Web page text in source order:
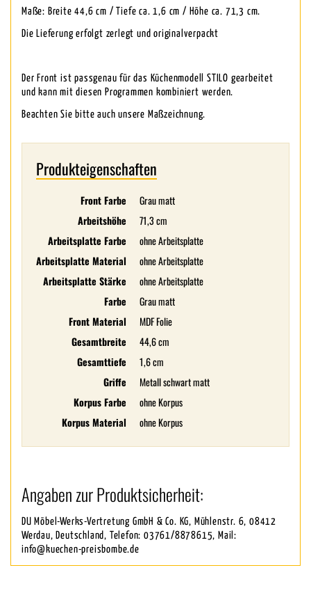
Maße: Breite 44,6 cm / Tiefe ca. 1,6 cm / Höhe ca. 71,3 cm.
Die Lieferung erfolgt zerlegt und originalverpackt
Der Front ist passgenau für das Küchenmodell STILO gearbeitet
und kann mit diesen Programmen kombiniert werden.
Beachten Sie bitte auch unsere Maßzeichnung.
Produkteigenschaften
Front Farbe
Grau matt
Arbeitshöhe
71,3 cm
Arbeitsplatte Farbe
ohne Arbeitsplatte
Arbeitsplatte Material
ohne Arbeitsplatte
Arbeitsplatte Stärke
ohne Arbeitsplatte
Farbe
Grau matt
Front Material
MDF Folie
Gesamtbreite
44,6 cm
Gesamttiefe
1,6 cm
Griffe
Metall schwart matt
Korpus Farbe
ohne Korpus
Korpus Material
ohne Korpus
Angaben zur Produktsicherheit:
DU Möbel-Werks-Vertretung GmbH & Co. KG, Mühlenstr. 6, 08412
Werdau, Deutschland, Telefon: 03761/8878615, Mail:
info@kuechen-preisbombe.de